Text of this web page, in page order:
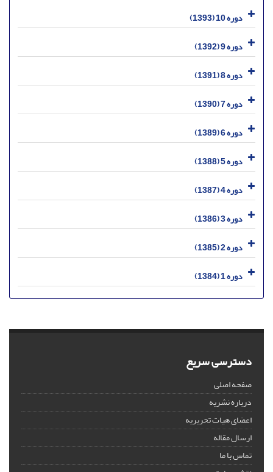
دوره 10 (1393)
دوره 9 (1392)
دوره 8 (1391)
دوره 7 (1390)
دوره 6 (1389)
دوره 5 (1388)
دوره 4 (1387)
دوره 3 (1386)
دوره 2 (1385)
دوره 1 (1384)
دسترسی سریع
صفحه اصلی
درباره نشریه
اعضای هیات تحریریه
ارسال مقاله
تماس با ما